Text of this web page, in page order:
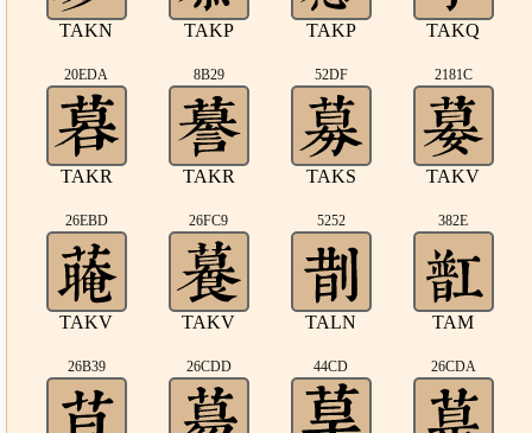
TAKN TAKP TAKP TAKQ
20EDA
TAKR
8B29
TAKR
52DF
TAKS
2181C
TAKV
26EBD
TAKV
26FC9
TAKV
5252
TALN
382E
TAM
26B39 26CDD 44CD 26CDA